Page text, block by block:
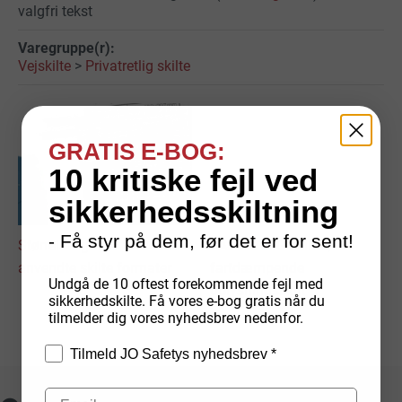
valgfri tekst
Vejskilte > Privatretlig skilte
Størrelsesguide for de mest
anvendte skilte formater
PAS PÅ MIG skiltet, et
oplysningsskilt
GRATIS E-BOG:
10 kritiske fejl ved
sikkerhedsskiltning
- Få styr på dem, før det er for sent!
Undgå de 10 oftest forekommende fejl med
sikkerhedskilte. Få vores e-bog gratis når du
tilmelder dig vores nyhedsbrev nedenfor.
Tilmeld JO Safetys nyhedsbrev *